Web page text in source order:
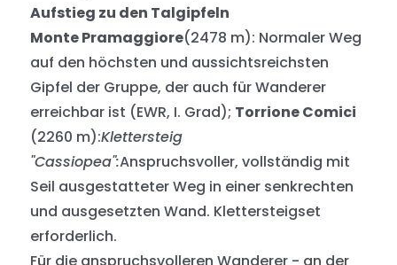
Aufstieg zu den Talgipfeln
Monte Pramaggiore(2478 m): Normaler Weg
auf den höchsten und aussichtsreichsten
Gipfel der Gruppe, der auch für Wanderer
erreichbar ist (EWR, I. Grad); Torrione Comici
(2260 m):Klettersteig
"Cassiopea":Anspruchsvoller, vollständig mit
Seil ausgestatteter Weg in einer senkrechten
und ausgesetzten Wand. Klettersteigset
erforderlich.